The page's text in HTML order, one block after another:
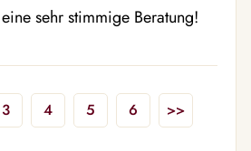
sehr stimmige Beratung!
3 4 5 6 >>